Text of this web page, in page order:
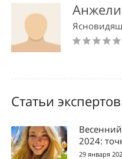
Статьи экспертов
2024:
29 января